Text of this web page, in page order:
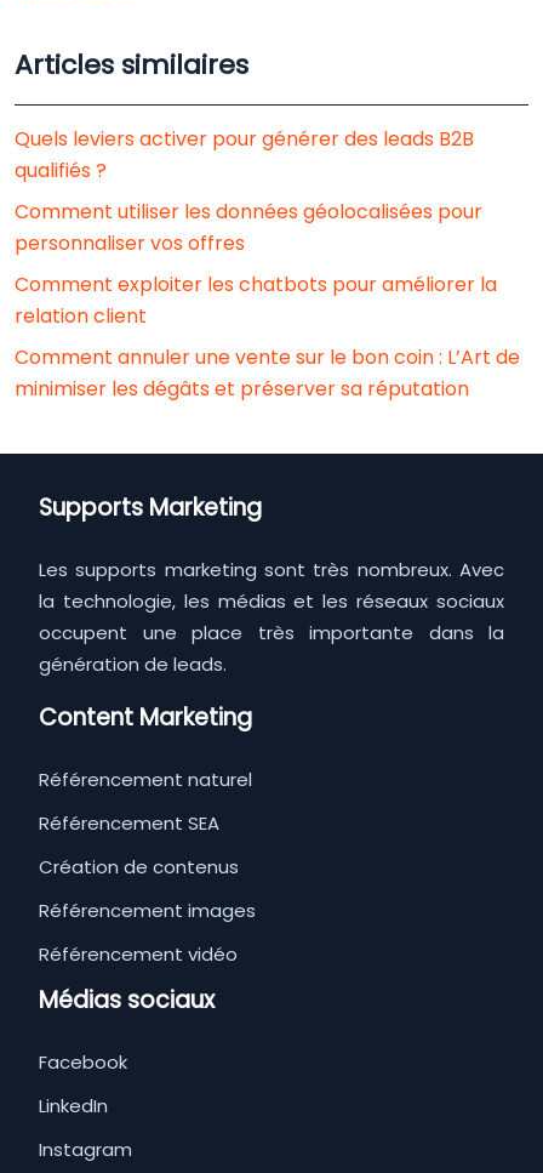
Articles similaires
Quels leviers activer pour générer des leads B2B
qualifiés ?
Comment utiliser les données géolocalisées pour
personnaliser vos offres
Comment exploiter les chatbots pour améliorer la
relation client
Comment annuler une vente sur le bon coin : L’Art de
minimiser les dégâts et préserver sa réputation
Supports Marketing
Les supports marketing sont très nombreux. Avec
la technologie, les médias et les réseaux sociaux
occupent une place très importante dans la
génération de leads.
Content Marketing
Référencement naturel
Référencement SEA
Création de contenus
Référencement images
Référencement vidéo
Médias sociaux
Facebook
LinkedIn
Instagram